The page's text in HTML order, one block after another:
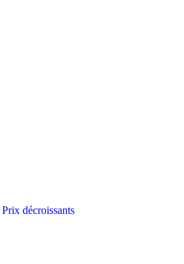
Prix décroissants